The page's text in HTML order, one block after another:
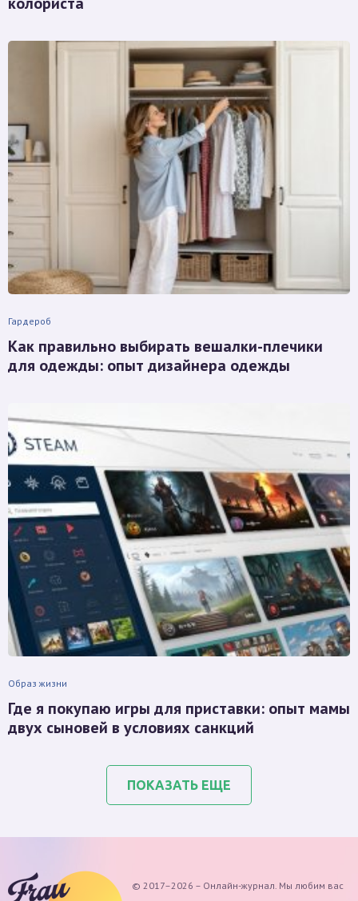
Гардероб
Как правильно выбирать вешалки-плечики
для одежды: опыт дизайнера одежды
Образ жизни
Где я покупаю игры для приставки: опыт мамы
двух сыновей в условиях санкций
ПОКАЗАТЬ ЕЩЕ
© 2017–2026 – Онлайн-журнал. Мы любим вас